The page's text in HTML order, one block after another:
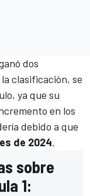
dos
clasificación, se
ya que su
en los
debido a que
de 2024.
sobre
1: